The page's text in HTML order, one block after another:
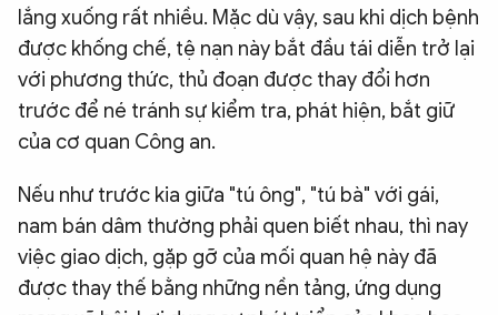
lắng xuống rất nhiều. Mặc dù vậy, sau khi dịch bệnh
được khống chế, tệ nạn này bắt đầu tái diễn trở lại
với phương thức, thủ đoạn được thay đổi hơn
trước để né tránh sự kiểm tra, phát hiện, bắt giữ
của cơ quan Công an.
Nếu như trước kia giữa "tú ông", "tú bà" với gái,
nam bán dâm thường phải quen biết nhau, thì nay
việc giao dịch, gặp gỡ của mối quan hệ này đã
được thay thế bằng những nền tảng, ứng dụng